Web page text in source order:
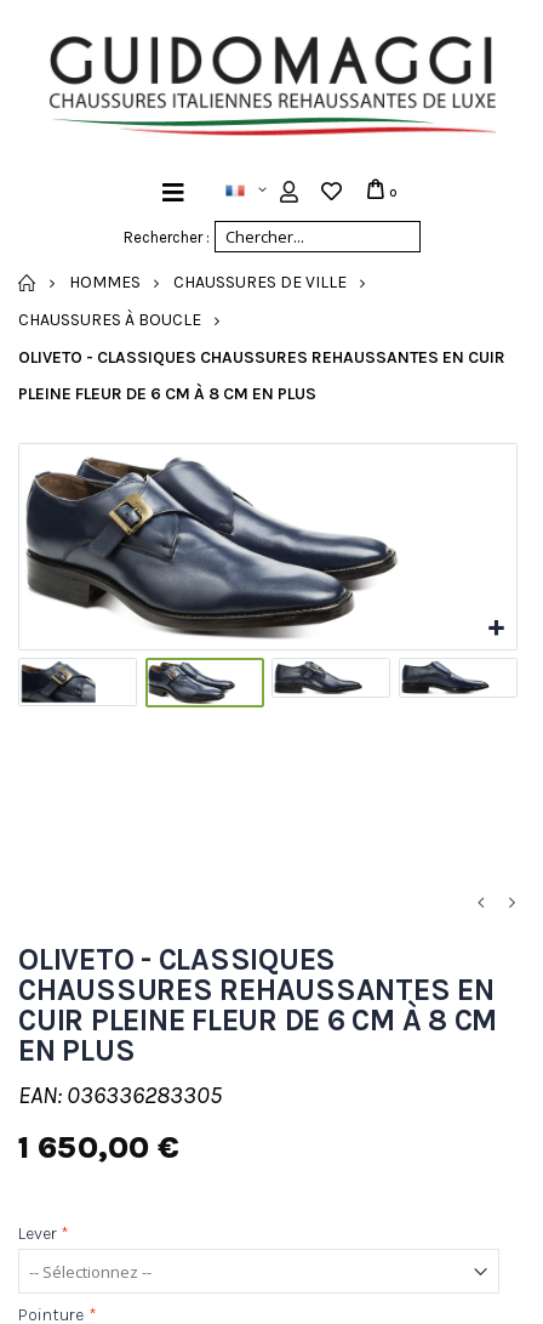
Rechercher :
0
ACCUEIL
HOMMES
CHAUSSURES DE VILLE
CHAUSSURES À BOUCLE
OLIVETO - CLASSIQUES CHAUSSURES REHAUSSANTES EN CUIR
PLEINE FLEUR DE 6 CM À 8 CM EN PLUS
OLIVETO - CLASSIQUES
CHAUSSURES REHAUSSANTES EN
CUIR PLEINE FLEUR DE 6 CM À 8 CM
EN PLUS
EAN: 036336283305
1 650,00 €
Lever *
Pointure *